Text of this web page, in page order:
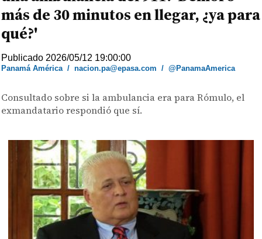
más de 30 minutos en llegar, ¿ya para
qué?'
Publicado 2026/05/12 19:00:00
Panamá América/nacion.pa@epasa.com /@PanamaAmerica
Consultado sobre si la ambulancia era para Rómulo, el
exmandatario respondió que sí.